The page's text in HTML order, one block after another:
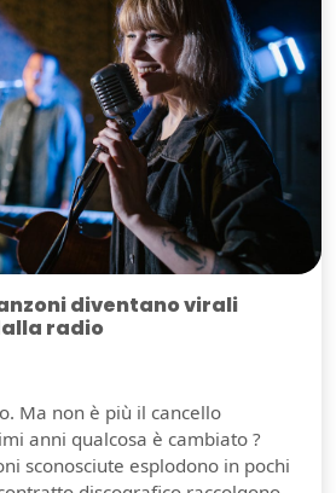
diventano virali
radio
Ma non è più il cancello
anni qualcosa è cambiato ?
sconosciute esplodono in pochi